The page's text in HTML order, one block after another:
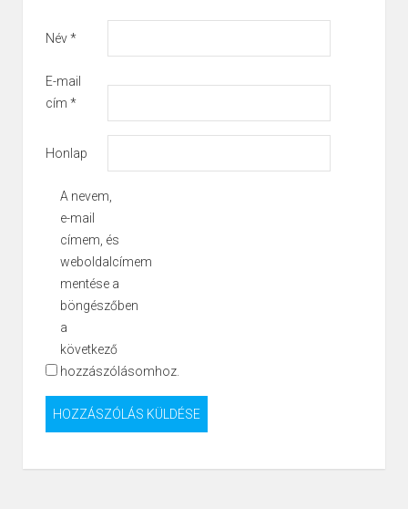
Név*
E-mail
cím *
Honlap
A nevem,
e-mail
címem, és
weboldalcímem
mentése a
böngészőben
a
következő
hozzászólásomhoz.